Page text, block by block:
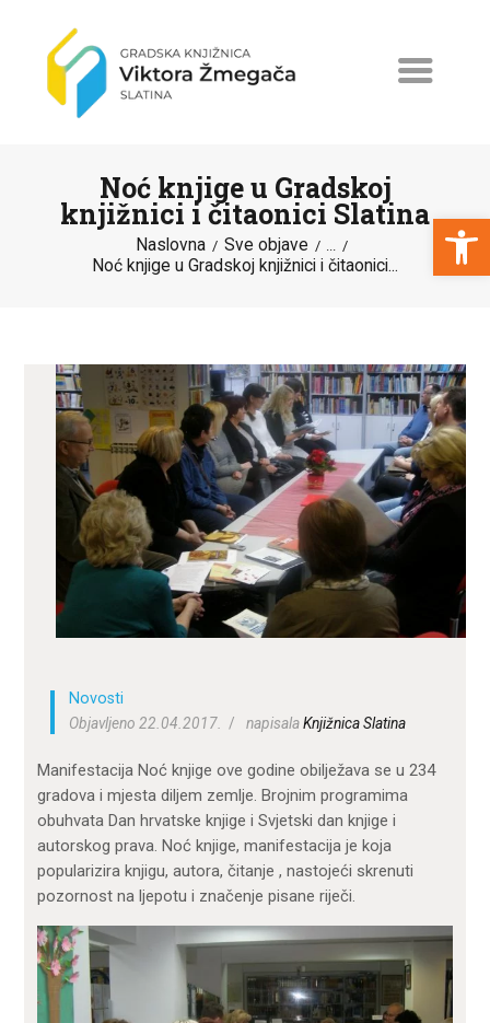
Open toolbar
Noć knjige u Gradskoj
knjižnici i čitaonici Slatina
Naslovna Sve objave ...
Noć knjige u Gradskoj knjižnici i čitaonici...
NASLOVNA
PROGRAMI I PROJEKTI
KATALOG
O KNJIŽNICI
ZA KORISNIKE
ODJELI
DOKUMENTI
KONTAKT
Novosti
Objavljeno 22.04.2017.
napisalaKnjižnica Slatina
Manifestacija Noć knjige ove godine obilježava se u 234
gradova i mjesta diljem zemlje. Brojnim programima
obuhvata Dan hrvatske knjige i Svjetski dan knjige i
autorskog prava. Noć knjige, manifestacija je koja
popularizira knjigu, autora, čitanje , nastojeći skrenuti
pozornost na ljepotu i značenje pisane riječi.